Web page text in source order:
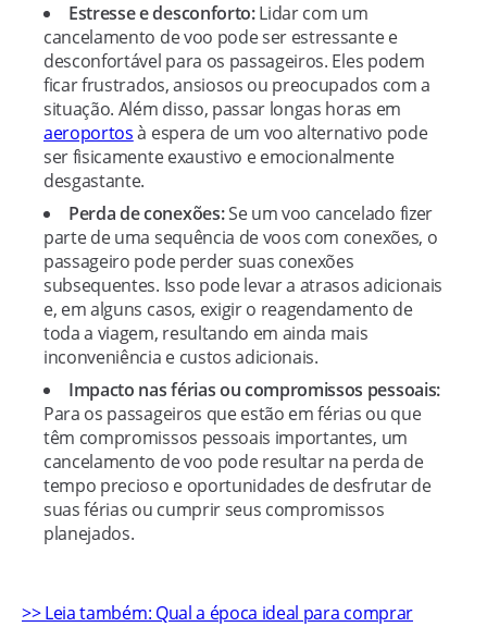
Estresse e desconforto:Lidar com um
cancelamento de voo pode ser estressante e
desconfortável para os passageiros. Eles podem
ficar frustrados, ansiosos ou preocupados com a
situação. Além disso, passar longas horas em
aeroportosà espera de um voo alternativo pode
ser fisicamente exaustivo e emocionalmente
desgastante.
Perda de conexões:Se um voo cancelado fizer
parte de uma sequência de voos com conexões, o
passageiro pode perder suas conexões
subsequentes. Isso pode levar a atrasos adicionais
e, em alguns casos, exigir o reagendamento de
toda a viagem, resultando em ainda mais
inconveniência e custos adicionais.
Impacto nas férias ou compromissos pessoais:
Para os passageiros que estão em férias ou que
têm compromissos pessoais importantes, um
cancelamento de voo pode resultar na perda de
tempo precioso e oportunidades de desfrutar de
suas férias ou cumprir seus compromissos
planejados.
>> Leia também: Qual a época ideal para comprar